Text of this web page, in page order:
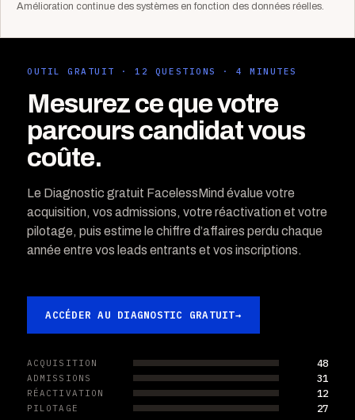
Amélioration continue des systèmes en fonction des données réelles.
OUTIL GRATUIT · 12 QUESTIONS · 4 MINUTES
Mesurez ce que votre
parcours candidat vous
coûte.
Le Diagnostic gratuit FacelessMind évalue votre
acquisition, vos admissions, votre réactivation et votre
pilotage, puis estime le chiffre d’affaires perdu chaque
année entre vos leads entrants et vos inscriptions.
ACCÉDER AU DIAGNOSTIC GRATUIT→
ACQUISITION 48
ADMISSIONS 31
RÉACTIVATION 12
PILOTAGE 27